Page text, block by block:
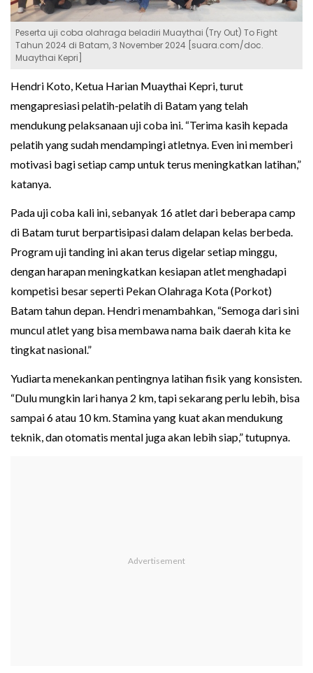
Peserta uji coba olahraga beladiri Muaythai (Try Out) To Fight
Tahun 2024 di Batam, 3 November 2024 [suara.com/doc.
Muaythai Kepri]
Hendri Koto, Ketua Harian Muaythai Kepri, turut
mengapresiasi pelatih-pelatih di Batam yang telah
mendukung pelaksanaan uji coba ini. “Terima kasih kepada
pelatih yang sudah mendampingi atletnya. Even ini memberi
motivasi bagi setiap camp untuk terus meningkatkan latihan,”
katanya.
Pada uji coba kali ini, sebanyak 16 atlet dari beberapa camp
di Batam turut berpartisipasi dalam delapan kelas berbeda.
Program uji tanding ini akan terus digelar setiap minggu,
dengan harapan meningkatkan kesiapan atlet menghadapi
kompetisi besar seperti Pekan Olahraga Kota (Porkot)
Batam tahun depan. Hendri menambahkan, “Semoga dari sini
muncul atlet yang bisa membawa nama baik daerah kita ke
tingkat nasional.”
Yudiarta menekankan pentingnya latihan fisik yang konsisten.
“Dulu mungkin lari hanya 2 km, tapi sekarang perlu lebih, bisa
sampai 6 atau 10 km. Stamina yang kuat akan mendukung
teknik, dan otomatis mental juga akan lebih siap,” tutupnya.